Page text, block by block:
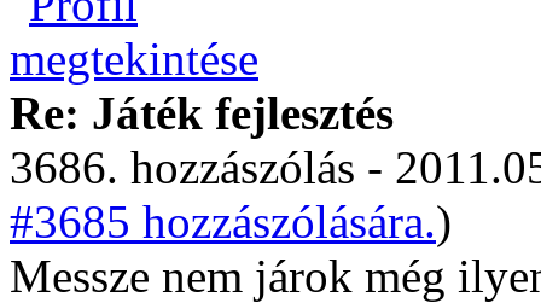
Re: Játék fejlesztés
3686. hozzászólás -
#3685 hozzászólására.)
Messze nem járok még